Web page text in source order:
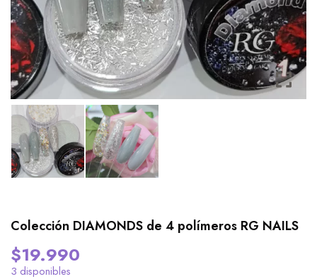
Colección DIAMONDS de 4 polímeros RG NAILS
$19.990
3 disponibles